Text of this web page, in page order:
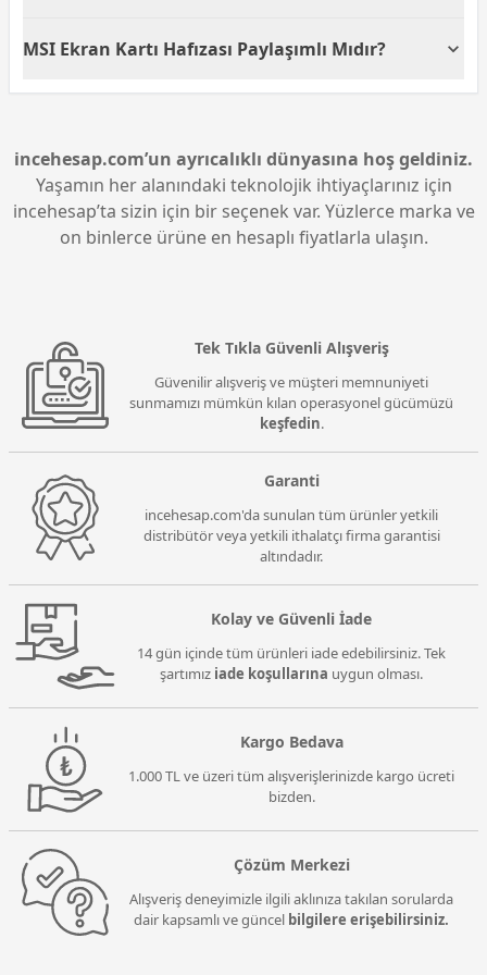
sahiptir. Bu sayede kablosuz bağlantı yaparak farklı
MSI Ekran Kartı Hafızası Paylaşımlı Mıdır?
Evet, MSI Modern AM272P tümleşik ekran kartı
genel sistem performansını optimize eder.
incehesap.com’un ayrıcalıklı dünyasına hoş geldiniz.
Yaşamın her alanındaki teknolojik ihtiyaçlarınız için
incehesap’ta sizin için bir seçenek var. Yüzlerce marka ve
on binlerce ürüne en hesaplı fiyatlarla ulaşın.
Tek Tıkla Güvenli Alışveriş
Güvenilir alışveriş ve müşteri memnuniyeti
sunmamızı mümkün kılan operasyonel gücümüzü
keşfedin.
Garanti
incehesap.com'da sunulan tüm ürünler yetkili
distribütör veya yetkili ithalatçı firma garantisi
altındadır.
Kolay ve Güvenli İade
14 gün içinde tüm ürünleri iade edebilirsiniz. Tek
şartımız iade koşullarına uygun olması.
Kargo Bedava
1.000 TL ve üzeri tüm alışverişlerinizde kargo ücreti
bizden.
Çözüm Merkezi
Alışveriş deneyimizle ilgili aklınıza takılan sorularda
dair kapsamlı ve güncel bilgilere erişebilirsiniz.